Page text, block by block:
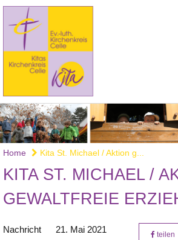
Home Kita St. Michael / Aktion g...
KITA ST. MICHAEL /
GEWALTFREIE
Nachricht 21. Mai 2021 teilen